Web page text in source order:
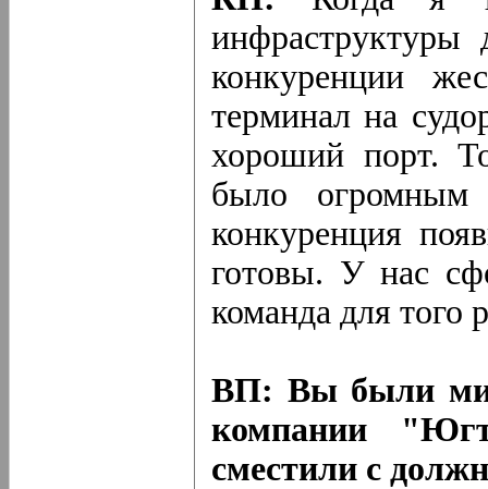
конкуренции
терминал на
хороший порт.
было огромным
конкуренция
готовы. У нас
команда для того
ВП: Вы были
компании
сместили с